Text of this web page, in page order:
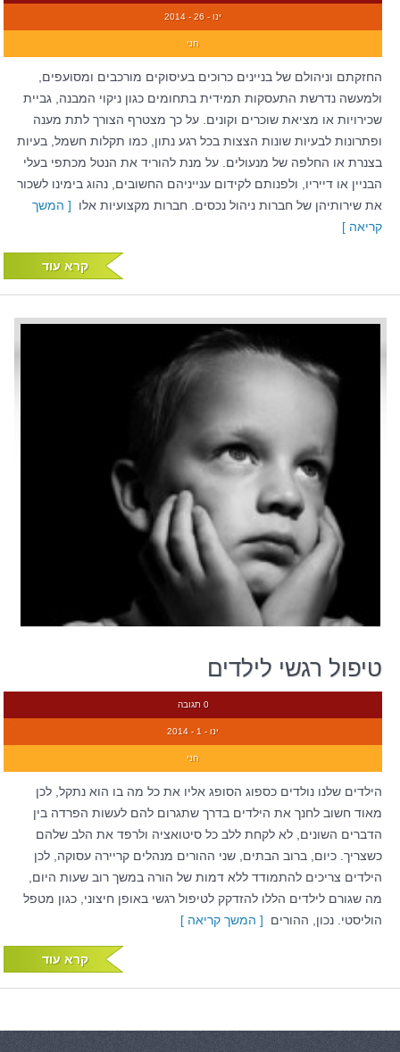
ינו - 26 - 2014
חני
החזקתם וניהולם של בניינים כרוכים בעיסוקים מורכבים ומסועפים,
ולמעשה נדרשת התעסקות תמידית בתחומים כגון ניקוי המבנה, גביית
שכירויות או מציאת שוכרים וקונים. על כך מצטרף הצורך לתת מענה
ופתרונות לבעיות שונות הצצות בכל רגע נתון, כמו תקלות חשמל, בעיות
בצנרת או החלפה של מנעולים. על מנת להוריד את הנטל מכתפי בעלי
הבניין או דייריו, ולפנותם לקידום ענייניהם החשובים, נהוג בימינו לשכור
את שירותיהן של חברות ניהול נכסים. חברות מקצועיות אלו [ המשך
קריאה ]
קרא עוד
טיפול רגשי לילדים
0 תגובה
ינו - 1 - 2014
חני
הילדים שלנו נולדים כספוג הסופג אליו את כל מה בו הוא נתקל, לכן
מאוד חשוב לחנך את הילדים בדרך שתגרום להם לעשות הפרדה בין
הדברים השונים, לא לקחת ללב כל סיטואציה ולרפד את הלב שלהם
כשצריך. כיום, ברוב הבתים, שני ההורים מנהלים קריירה עסוקה, לכן
הילדים צריכים להתמודד ללא דמות של הורה במשך רוב שעות היום,
מה שגורם לילדים הללו להזדקק לטיפול רגשי באופן חיצוני, כגון מטפל
הוליסטי. נכון, ההורים [ המשך קריאה ]
קרא עוד